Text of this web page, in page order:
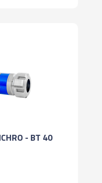
- BT 40